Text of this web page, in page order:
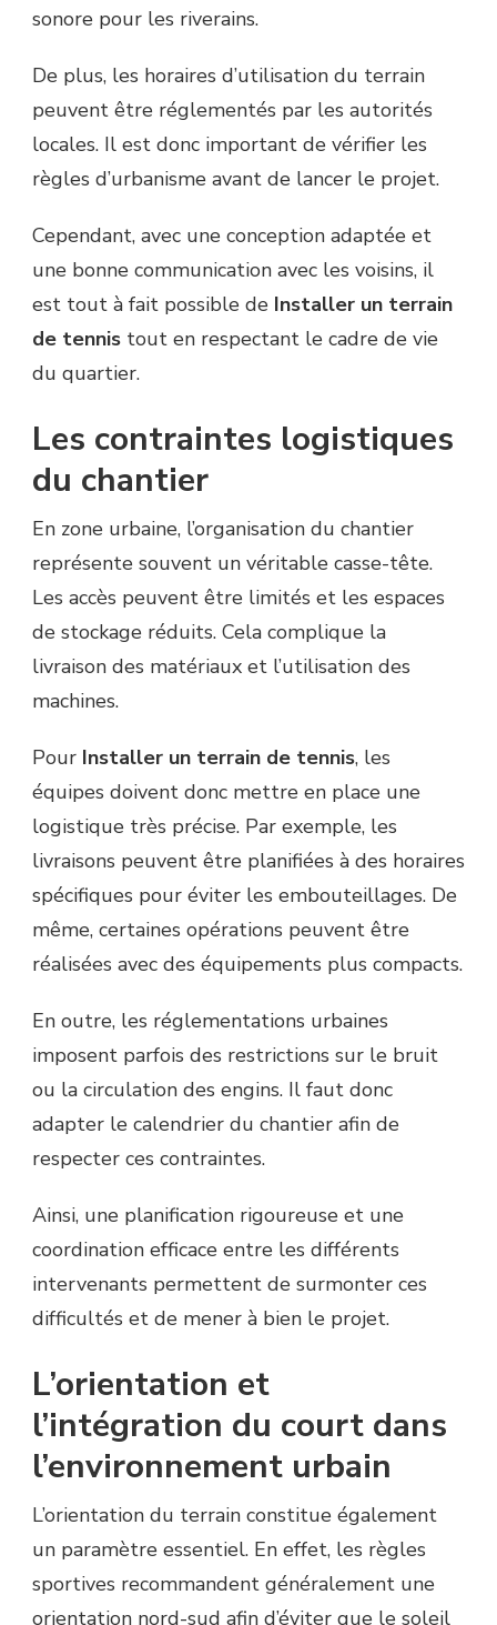
sonore pour les riverains.
De plus, les horaires d’utilisation du terrain
peuvent être réglementés par les autorités
locales. Il est donc important de vérifier les
règles d’urbanisme avant de lancer le projet.
Cependant, avec une conception adaptée et
une bonne communication avec les voisins, il
est tout à fait possible de Installer un terrain
de tennis tout en respectant le cadre de vie
du quartier.
Les contraintes logistiques
du chantier
En zone urbaine, l’organisation du chantier
représente souvent un véritable casse-tête.
Les accès peuvent être limités et les espaces
de stockage réduits. Cela complique la
livraison des matériaux et l’utilisation des
machines.
Pour Installer un terrain de tennis, les
équipes doivent donc mettre en place une
logistique très précise. Par exemple, les
livraisons peuvent être planifiées à des horaires
spécifiques pour éviter les embouteillages. De
même, certaines opérations peuvent être
réalisées avec des équipements plus compacts.
En outre, les réglementations urbaines
imposent parfois des restrictions sur le bruit
ou la circulation des engins. Il faut donc
adapter le calendrier du chantier afin de
respecter ces contraintes.
Ainsi, une planification rigoureuse et une
coordination efficace entre les différents
intervenants permettent de surmonter ces
difficultés et de mener à bien le projet.
L’orientation et
l’intégration du court dans
l’environnement urbain
L’orientation du terrain constitue également
un paramètre essentiel. En effet, les règles
sportives recommandent généralement une
orientation nord-sud afin d’éviter que le soleil